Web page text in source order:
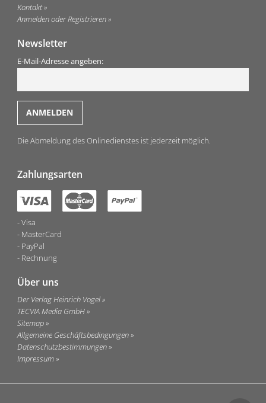
Kontakt
Anmelden oder Registrieren
Newsletter
E-Mail-Adresse angeben:
Die Abmeldung des Onlinedienstes ist jederzeit möglich.
Zahlungsarten
Visa
MasterCard
PayPal
Rechnung
Über uns
Der Verlag Heinrich Vogel
TECVIA Media GmbH
Sitemap
Allgemeine Geschäftsbedingungen
Datenschutzbestimmungen
Impressum